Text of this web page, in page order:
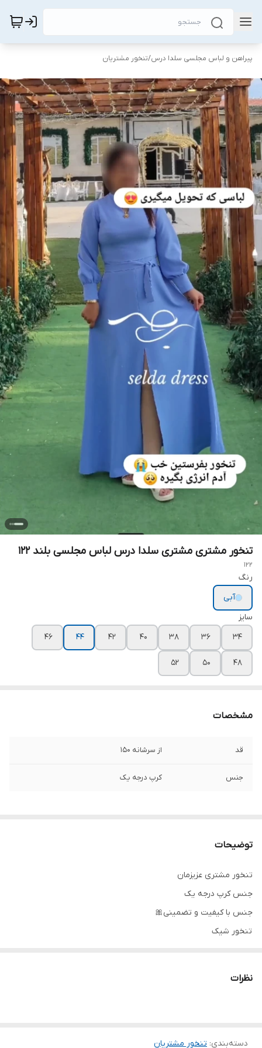
پیراهن و لباس مجلسی سلدا درس/تنخور مشتریان
تنخور مشتری مشتری سلدا درس لباس مجلسی بلند ۱۲۲
122
رنگ
آبی
سایز
۳۴
۳۶ ۳۸ ۴۰ ۴۲ ۴۴ ۴۶
۴۸ ۵۰ ۵۲
مشخصات
قد از سرشانه ۱۵۰
جنس کرپ درجه یک
توضیحات
تنخور مشتری عزیزمان
جنس کرپ درجه یک
جنس با کیفیت و تضمینی🎀
تنخور شیک
دوستان عزیز در هنگام انتخاب مدل دقت کنید مشخصات لباس ها زیر
نظرات
دسته‌بندی: تنخور مشتریان